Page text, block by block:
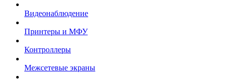
Видеонаблюдение
Принтеры и МФУ
Контроллеры
Межсетевые экраны